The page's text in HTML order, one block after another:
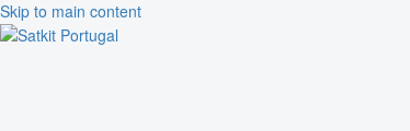
Skip to main content